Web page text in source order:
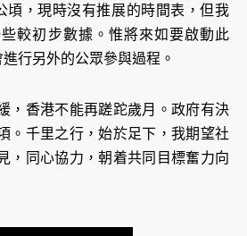
頃，現時沒有推展的時間表，但我
較初步數據。惟將來如要啟動此
行另外的公眾參與過程。
，香港不能再蹉跎歲月。政府有決
。千里之行，始於足下，我期望社
，同心協力，朝着共同目標奮力向